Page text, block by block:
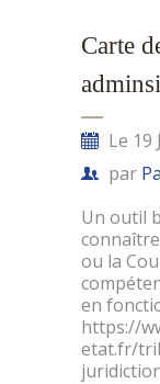
Carte
Le 19
par
Un outil
ou la
en
https://
etat.fr/